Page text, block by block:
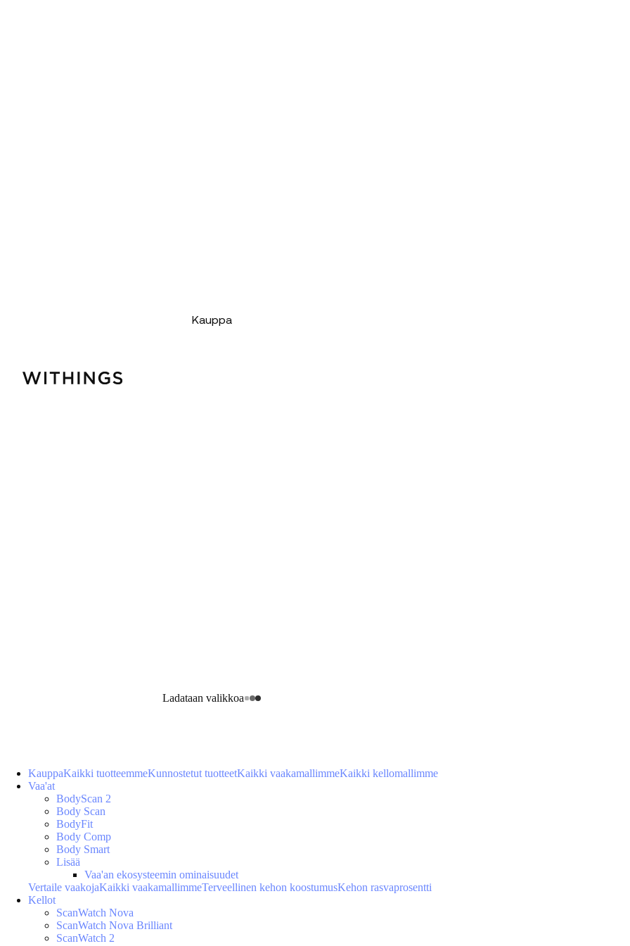
Kauppa
Ladataan valikkoa
KauppaKaikki tuotteemmeKunnostetut tuotteetKaikki vaakamallimmeKaikki kellomallimme
Vaa'at
BodyScan 2
Body Scan
BodyFit
Body Comp
Body Smart
Lisää
Vaa'an ekosysteemin ominaisuudet
Vertaile vaakojaKaikki vaakamallimmeTerveellinen kehon koostumusKehon rasvaprosentti
Kellot
ScanWatch Nova
ScanWatch Nova Brilliant
ScanWatch 2